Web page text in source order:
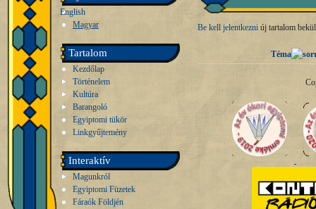
English
Magyar
Tartalom
Kezdőlap
Történelem
Kultúra
Barangoló
Egyiptomi tükör
Linkgyűjtemény
Interaktív
Magunkról
Egyiptomi Füzetek
Fáraók Földjén
Be kell jelentkezni új tartalom
Téma